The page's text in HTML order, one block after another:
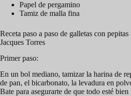
Papel de pergamino
Tamiz de malla fina
Receta paso a paso de galletas con
Jacques Torres
Primer paso:
En un bol mediano, tamizar la harina de
de pan, el bicarbonato, la levadura en
Bate para asegurarte de que todo esté bien